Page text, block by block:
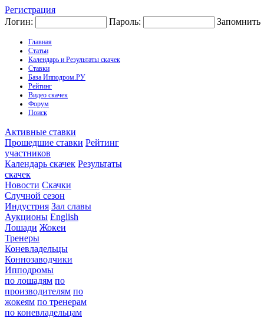
Регистрация
Логин:
Пароль: Запомнить
Главная
Статьи
Календарь и Результаты скачек
Ставки
База Ипподром.РУ
Рейтинг
Видео скачек
Форум
Поиск
Активные ставки
Прошедшие ставки Рейтинг
участников
Календарь скачек Результаты
скачек
Новости Скачки
Случной сезон
Индустрия Зал славы
Аукционы English
Лошади Жокеи
Тренеры
Коневладельцы
Коннозаводчики
Ипподромы
по лошадям по
производителям по
жокеям по тренерам
по коневладельцам